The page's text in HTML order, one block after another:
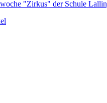
"Zirkus" der Schule